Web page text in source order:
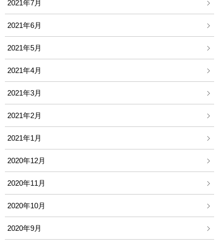
2021年7月
2021年6月
2021年5月
2021年4月
2021年3月
2021年2月
2021年1月
2020年12月
2020年11月
2020年10月
2020年9月